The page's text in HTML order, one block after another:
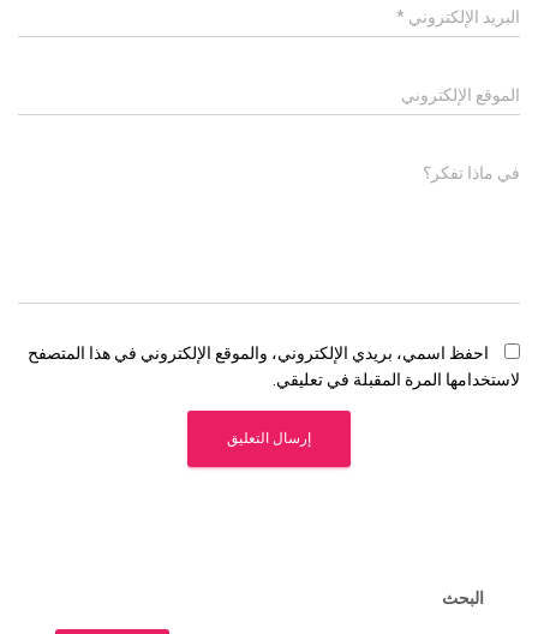
البريد الإلكتروني *
الموقع الإلكتروني
في ماذا تفكر؟
احفظ اسمي، بريدي الإلكتروني، والموقع الإلكتروني في هذا المتصفح
لاستخدامها المرة المقبلة في تعليقي.
البحث